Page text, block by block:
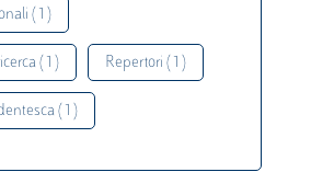
( 1 )
( 1 ) Repertori ( 1 )
( 1 )